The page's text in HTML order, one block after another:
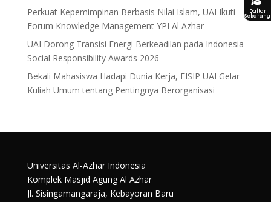
Perkuat Kepemimpinan Berbasis Nilai Islam, UAI Ikuti
Forum Knowledge Management YPI Al Azhar
UAI Dorong Transisi Energi Berkeadilan pada Indonesia
Social Responsibility Awards 2026
Bekali Mahasiswa Hadapi Dunia Kerja, FISIP UAI Gelar
Kuliah Umum tentang Pentingnya Berorganisasi
Universitas Al-Azhar Indonesia
Komplek Masjid Agung Al Azhar
Jl. Sisingamangaraja, Kebayoran Baru
Daftar
Sekarang